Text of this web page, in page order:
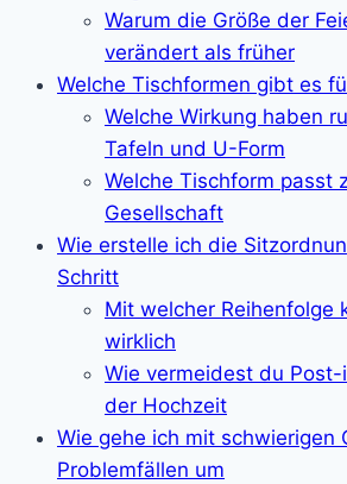
Warum die Größe der
verändert als früher
Welche Tischformen gibt es
Welche Wirkung haben
Tafeln und U-Form
Welche Tischform passt
Gesellschaft
Wie erstelle ich die
Schritt
Mit welcher Reihenfolge
wirklich
Wie vermeidest du
der Hochzeit
Wie gehe ich mit schwierigen
Problemfällen um